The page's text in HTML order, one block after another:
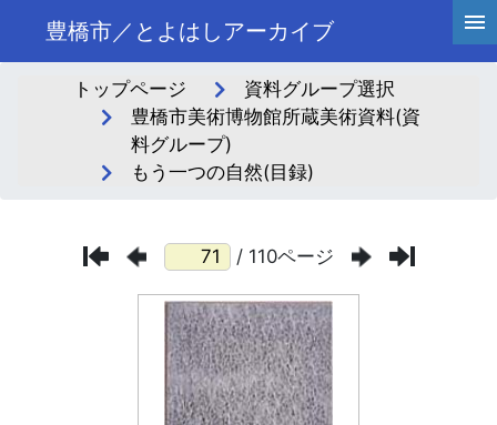
豊橋市／とよはしアーカイブ
トップページ
資料グループ選択
豊橋市美術博物館所蔵美術資料(資
料グループ)
もう一つの自然(目録)
/ 110ページ